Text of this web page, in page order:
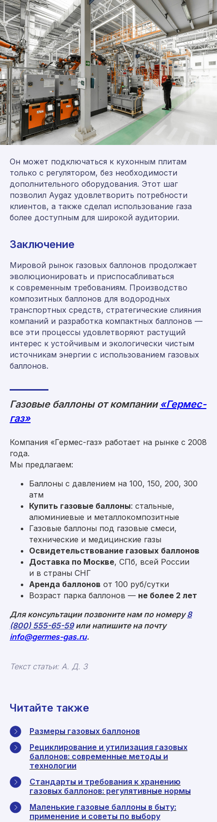
Он может подключаться к кухонным плитам
только с регулятором, без необходимости
дополнительного оборудования. Этот шаг
позволил Aygaz удовлетворить потребности
клиентов, а также сделал использование газа
более доступным для широкой аудитории.
Заключение
Мировой рынок газовых баллонов продолжает
эволюционировать и приспосабливаться
к современным требованиям. Производство
композитных баллонов для водородных
транспортных средств, стратегические слияния
компаний и разработка компактных баллонов —
все эти процессы удовлетворяют растущий
интерес к устойчивым и экологически чистым
источникам энергии с использованием газовых
баллонов.
Газовые баллоны от компании «Гермес-
газ»
Компания «Гермес-газ» работает на рынке с 2008
года.
Мы предлагаем:
Баллоны с давлением на 100, 150, 200, 300
атм
Купить газовые баллоны: стальные,
алюминиевые и металлокомпозитные
Газовые баллоны под газовые смеси,
технические и медицинские газы
Освидетельствование газовых баллонов
Доставка по Москве, СПб, всей России
и в страны СНГ
Аренда баллонов от 100 руб/сутки
Возраст парка баллонов — не более 2 лет
Для консультации позвоните нам по номеру8
(800) 555-65-59или напишите на почту
info@germes-gas.ru.
Текст статьи: А. Д. З
Читайте также
Размеры газовых баллонов
Рециклирование и утилизация газовых
баллонов: современные методы и
технологии
Стандарты и требования к хранению
газовых баллонов: регулятивные нормы
Маленькие газовые баллоны в быту:
применение и советы по выбору
Консультация и заказ:
8 (800) 555-65-59
germes-gas.ru
Мы находимся по адресу:
Москва, ул. Средняя Калитниковская
26/27с1 (офис 603)
Римская, Нижегородская, Площадь Ильича
пн-пт 09:00-18:00
© 2008–2026 «Гермес-газ»
Согласие на обработку персональных данных